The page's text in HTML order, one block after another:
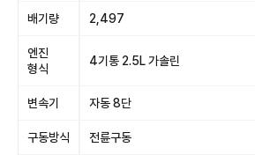
배기량 2,497
엔진
형식
4기통 2.5L 가솔린
변속기 자동 8단
구동방식 전륜구동